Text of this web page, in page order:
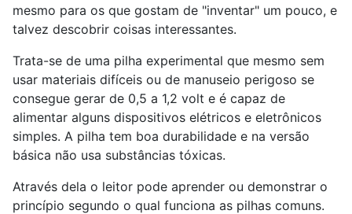
mesmo para os que gostam de "inventar" um pouco, e
talvez descobrir coisas interessantes.
Trata-se de uma pilha experimental que mesmo sem
usar materiais difíceis ou de manuseio perigoso se
consegue gerar de 0,5 a 1,2 volt e é capaz de
alimentar alguns dispositivos elétricos e eletrônicos
simples. A pilha tem boa durabilidade e na versão
básica não usa substâncias tóxicas.
Através dela o leitor pode aprender ou demonstrar o
princípio segundo o qual funciona as pilhas comuns.